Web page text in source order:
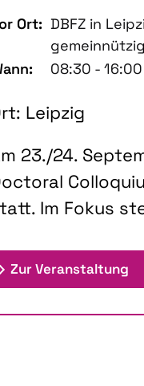
Ort: DBFZ in
08:30 - 16:00
Leipzig
23./24.
Im Fokus
Zur Veranstaltung: